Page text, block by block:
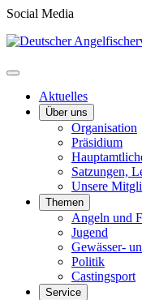
Social Media
Aktuelles
Über uns
Organisation
Präsidium
Satzungen,
Unsere
Themen
Angeln und
Jugend
Gewässer-
Politik
Castingsport
Service